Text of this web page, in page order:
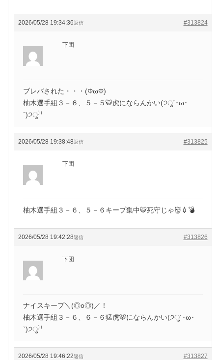
2026/05/28 19:34:36 #313824
返信
下団
ブレバされた・・・(ΦωΦ)
柚木選手組３－６、５－５🐯虎にならんかい(੭ु´･ω･
`)੭ु⁾⁾
2026/05/28 19:38:48 #313825
返信
下団
柚木選手組３－６、５－６キープ集中🐯死守じゃ👹💉💣
2026/05/28 19:42:28 #313826
返信
下団
ナイスキープ＼(◎o◎)／！
柚木選手組３－６、６－６猛虎🐯にならんかい(੭ु´･ω･
`)੭ु⁾⁾
2026/05/28 19:46:22 #313827
返信